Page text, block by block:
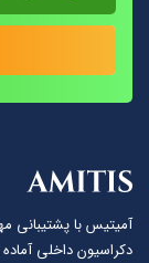
آمیتیس با پشتيبانى
دكراسيون داخلى